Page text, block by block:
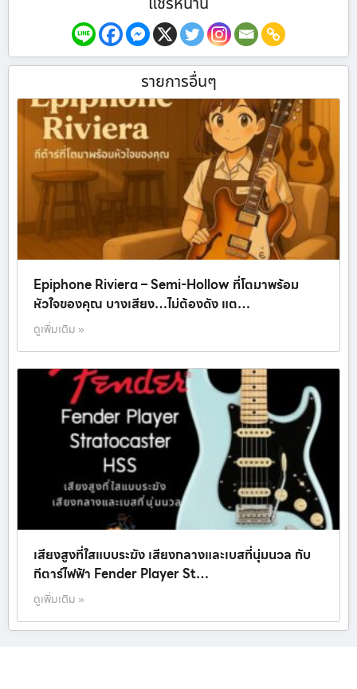
รายการอื่นๆ
Epiphone Riviera – Semi-Hollow ที่โตมาพร้อม
หัวใจของคุณ บางเสียง…ไม่ต้องดัง แต…
ดูเพิ่มเติม »
เสียงสูงที่ใสแบบระฆัง เสียงกลางและเบสที่นุ่มนวล กับ
กีตาร์ไฟฟ้า Fender Player St…
ดูเพิ่มเติม »